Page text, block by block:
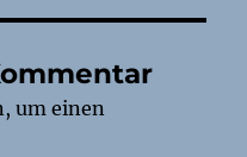
um einen